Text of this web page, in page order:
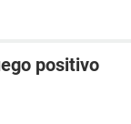
positivo